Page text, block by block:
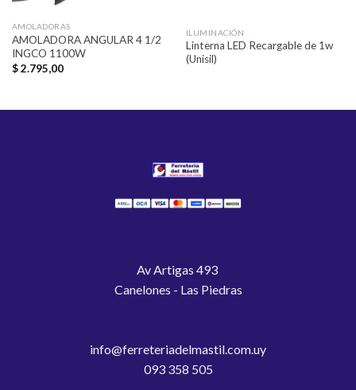
AMOLADORAS
AMOLADORA ANGULAR 4 1/2
INGCO 1100W
$2.795,00
ILUMINACIÓN
Linterna LED Recargable de 1w
(Unisil)
Av Artigas 493
Canelones - Las Piedras
info@ferreteriadelmastil.com.uy
093 358 505